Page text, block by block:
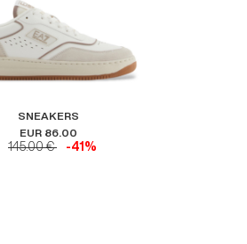
SNEAKERS
EUR 86.00
145.00 € -41%